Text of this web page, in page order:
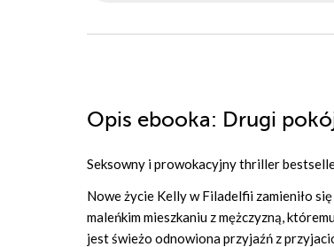
Opis ebooka: Drugi
Seksowny i prowokacyjny thriller
Nowe życie Kelly w Filadelfii zamieniło
maleńkim mieszkaniu z mężczyzną,
jest świeżo odnowiona przyjaźń z